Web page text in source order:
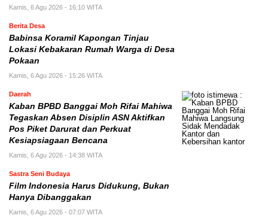
Kamis, 6 Agu 2026 - 16:10 WITA
Berita Desa
Babinsa Koramil Kapongan Tinjau
Lokasi Kebakaran Rumah Warga di Desa
Pokaan
Kamis, 6 Agu 2026 - 15:26 WITA
Daerah
Kaban BPBD Banggai Moh Rifai Mahiwa
Tegaskan Absen Disiplin ASN Aktifkan
Pos Piket Darurat dan Perkuat
Kesiapsiagaan Bencana
Kamis, 6 Agu 2026 - 14:38 WITA
Sastra Seni Budaya
Film Indonesia Harus Didukung, Bukan
Hanya Dibanggakan
Kamis, 6 Agu 2026 - 07:07 WITA